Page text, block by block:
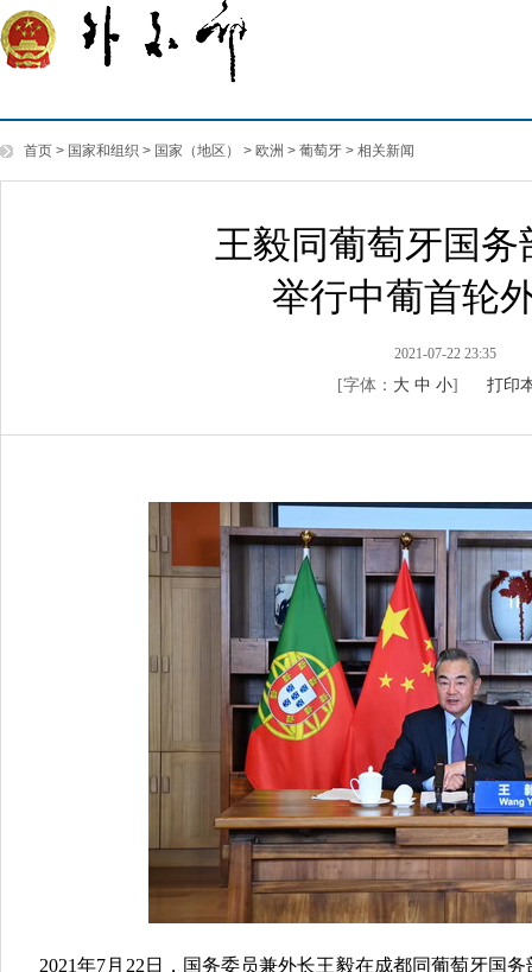
首页 > 国家和组织 > 国家（地区） > 欧洲 > 葡萄牙 > 相关新闻
王毅同葡萄牙国
举行中葡首轮
2021-07-22 23:35
[字体： 大 中 小] 打印
2021年7月22日，国务委员兼外长王毅在成都同葡萄牙国务